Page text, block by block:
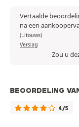
Vertaalde
na een
(Litouws)
Verslag
Zou u
BEOORDELING
4/5